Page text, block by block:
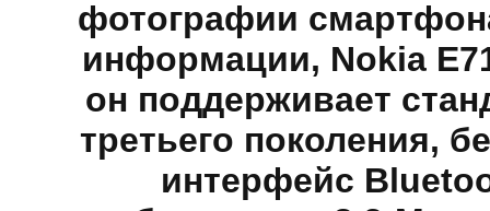
фотографии
информации, Nokia
он поддерживает
третьего поколения,
интерфейс